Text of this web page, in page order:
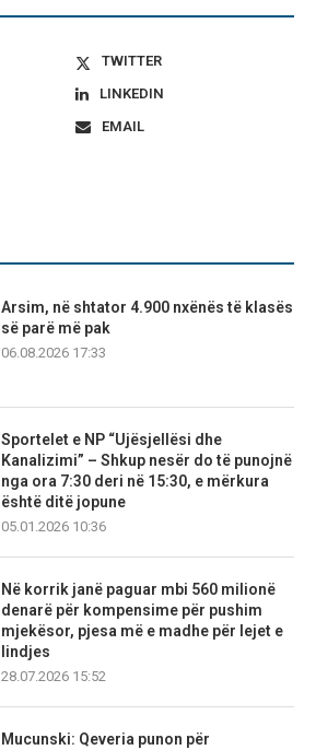
TWITTER
LINKEDIN
EMAIL
Arsim, në shtator 4.900 nxënës të klasës
së parë më pak
06.08.2026 17:33
Sportelet e NP “Ujësjellësi dhe
Kanalizimi” – Shkup nesër do të punojnë
nga ora 7:30 deri në 15:30, e mërkura
është ditë jopune
05.01.2026 10:36
Në korrik janë paguar mbi 560 milionë
denarë për kompensime për pushim
mjekësor, pjesa më e madhe për lejet e
lindjes
28.07.2026 15:52
Mucunski: Qeveria punon për